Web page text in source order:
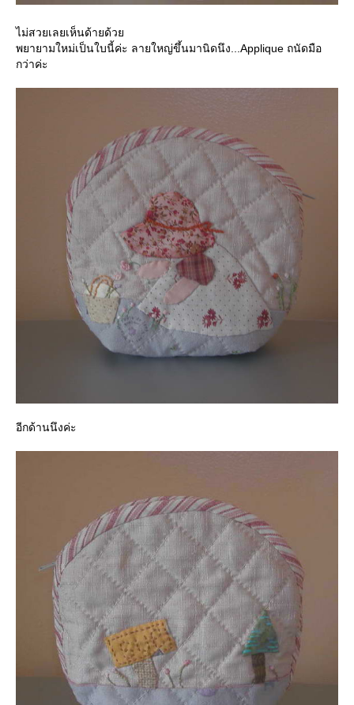
ไม่สวยเลยเห็นด้ายด้ว
พยายามใหม่เป็นใบนี้ค่ะ ลายใหญ่ขึ้นมานิดนึง...Applique ถนัดมือ
กว่าค่ะ
อีกด้านนึงค่ะ